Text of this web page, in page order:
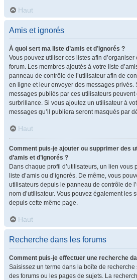
Haut
Amis et ignorés
À quoi sert ma liste d’amis et d’ignorés ?
Vous pouvez utiliser ces listes afin
forum. Les membres ajoutés à votre liste
panneau de contrôle de l’utilisateur afin de
en ligne et leur envoyer des messages privés.
messages publiés par ces utilisateurs
surbrillance. Si vous ajoutez un utilisateur à
messages qu’il publiera seront masqués par
Haut
Comment puis-je ajouter ou supprimer des
d’amis et d’ignorés ?
Dans chaque profil d’utilisateurs, un lien vous
liste d’amis ou d’ignorés. De même, vous
utilisateurs depuis le panneau de contrôle de
nom d’utilisateur. Vous pouvez également les
depuis cette même page.
Haut
Recherche dans les forums
Comment puis-je effectuer une recherche
Saisissez un terme dans la boîte de recherche
des forums ou les pages de sujets. La